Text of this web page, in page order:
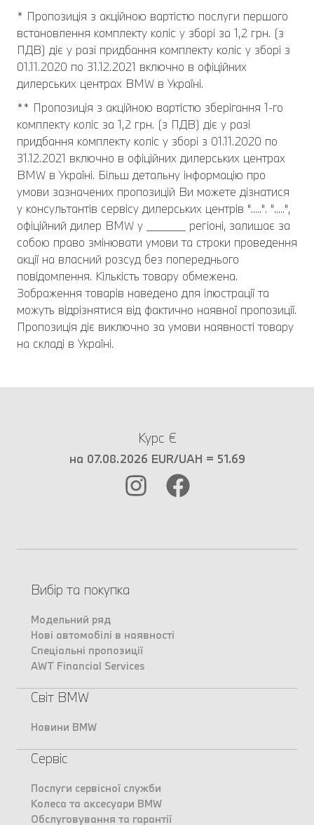
* Пропозиція з акційною вартістю послуги першого
встановлення комплекту коліс у зборі за 1,2 грн. (з
ПДВ) діє у разі придбання комплекту коліс у зборі з
01.11.2020 по 31.12.2021 включно в офіційних
дилерських центрах BMW в Україні.
** Пропозиція з акційною вартістю зберігання 1-го
комплекту коліс за 1,2 грн. (з ПДВ) діє у разі
придбання комплекту коліс у зборі з 01.11.2020 по
31.12.2021 включно в офіційних дилерських центрах
BMW в Україні. Більш детальну інформацію про
умови зазначених пропозицій Ви можете дізнатися
у консультантів сервісу дилерських центрів ".....". ".....",
офіційний дилер BMW у _______ регіоні, залишає за
собою право змінювати умови та строки проведення
акції на власний розсуд без попереднього
повідомлення. Кількість товару обмежена.
Зображення товарів наведено для ілюстрації та
можуть відрізнятися від фактично наявної пропозиції.
Пропозиція діє виключно за умови наявності товару
на складі в Україні.
Курс €
на 07.08.2026 EUR/UAH = 51.69
Вибір та покупка
Модельний ряд
Нові автомобілі в наявності
Спеціальні пропозиції
AWT Financial Services
Світ BMW
Новини BMW
Сервіс
Послуги сервісної служби
Колеса та аксесуари BMW
Обслуговування та гарантії